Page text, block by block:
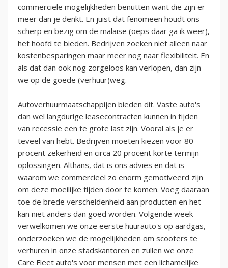
commerciële mogelijkheden benutten want die zijn er
meer dan je denkt. En juist dat fenomeen houdt ons
scherp en bezig om de malaise (oeps daar ga ik weer),
het hoofd te bieden. Bedrijven zoeken niet alleen naar
kostenbesparingen maar meer nog naar flexibiliteit. En
als dat dan ook nog zorgeloos kan verlopen, dan zijn
we op de goede (verhuur)weg.
Autoverhuurmaatschappijen bieden dit. Vaste auto's
dan wel langdurige leasecontracten kunnen in tijden
van recessie een te grote last zijn. Vooral als je er
teveel van hebt. Bedrijven moeten kiezen voor 80
procent zekerheid en circa 20 procent korte termijn
oplossingen. Althans, dat is ons advies en dat is
waarom we commercieel zo enorm gemotiveerd zijn
om deze moeilijke tijden door te komen. Voeg daaraan
toe de brede verscheidenheid aan producten en het
kan niet anders dan goed worden. Volgende week
verwelkomen we onze eerste huurauto's op aardgas,
onderzoeken we de mogelijkheden om scooters te
verhuren in onze stadskantoren en zullen we onze
Care Fleet auto's voor mensen met een lichamelijke